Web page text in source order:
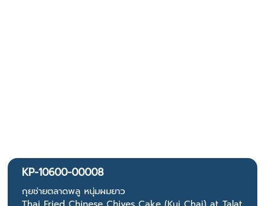
KP-10600-00008
กุยช่ายตลาดพลู หนุ่มผมยาว